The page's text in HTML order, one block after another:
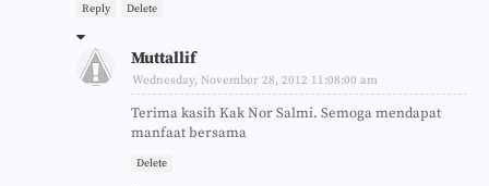
Reply Delete
Muttallif
Wednesday, November 28, 2012 11:08:00 am
Terima kasih Kak Nor Salmi. Semoga mendapat
manfaat bersama
Delete